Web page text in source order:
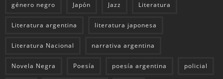
género negro Japón Jazz Literatura
Literatura argentina literatura japonesa
Literatura Nacional narrativa argentina
Novela Negra Poesía poesía argentina policial